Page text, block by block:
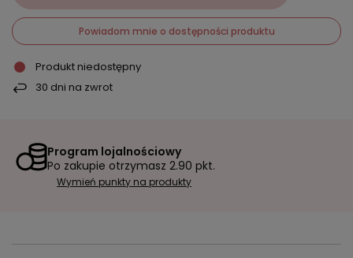
Powiadom mnie o dostępności produktu
Produkt niedostępny
30 dni na zwrot
Program lojalnościowy
Po zakupie otrzymasz 2.90 pkt.
Wymień punkty na produkty